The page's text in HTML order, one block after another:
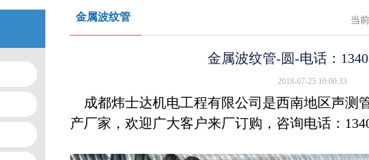
金属波纹管 当
金属波纹管-圆-电话：
2018-07-25 10:00:33
成都炜士达机电工程有限公司是西南地区声测
产厂家，欢迎广大客户来厂订购，咨询电话：